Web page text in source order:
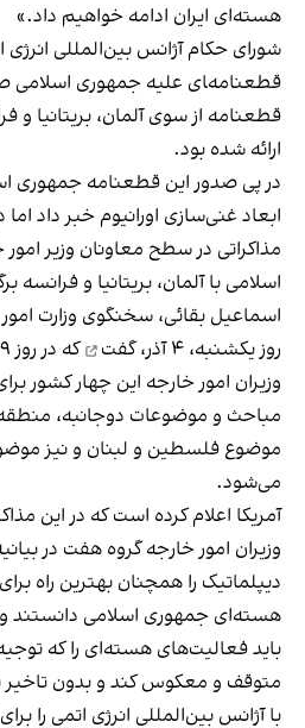
هسته‌ای ایران ادامه خواهیم داد.»
شورای حکام آژانس بین‌المللی انرژی
قطعنامه‌‍ای علیه جمهوری اسلامی
قطعنامه از سوی آلمان، بریتانیا و
ارائه شده بود.
در پی صدور این قطعنامه جمهوری
ابعاد غنی‌سازی اورانیوم خبر داد
مذاکراتی در سطح معاونان وزیر
اسلامی با آلمان، بریتانیا و فرانسه
اسماعیل بقائی، سخنگوی وزارت
روز یکشنبه، ۴ آذر،
گفت
وزیران امور خارجه این چهار کشور
مباحث و موضوعات دوجانبه،
موضوع فلسطین و لبنان و نیز
می‌شود.
آمریکا اعلام کرده است که در این
وزیران امور خارجه گروه هفت در
دیپلماتیک را همچنان بهترین راه
هسته‌ای جمهوری اسلامی دانستند
باید فعالیت‌های هسته‌ای را که
متوقف و معکوس کند و بدون تاخیر
با آژانس بین‌المللی انرژی اتمی را